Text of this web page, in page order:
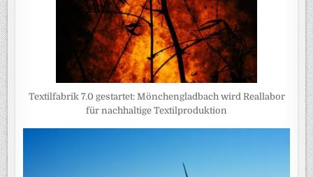
Textilfabrik 7.0 gestartet: Mönchengladbach wird Reallabor
für nachhaltige Textilproduktion